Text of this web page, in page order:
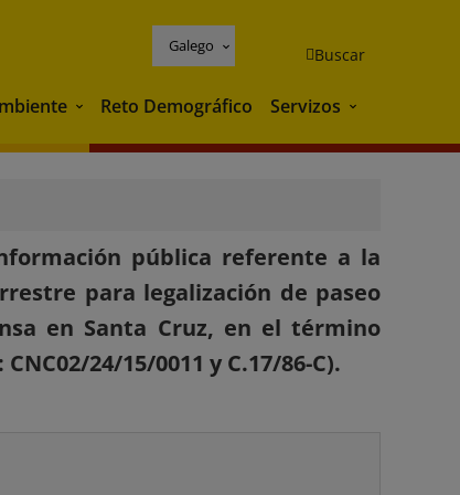
Galego Buscar
Medio ambiente
Reto Demográfico Servizos Servizos
pública referente a la
para legalización de paseo
en Santa Cruz, en el término
24/15/0011 y C.17/86-C).